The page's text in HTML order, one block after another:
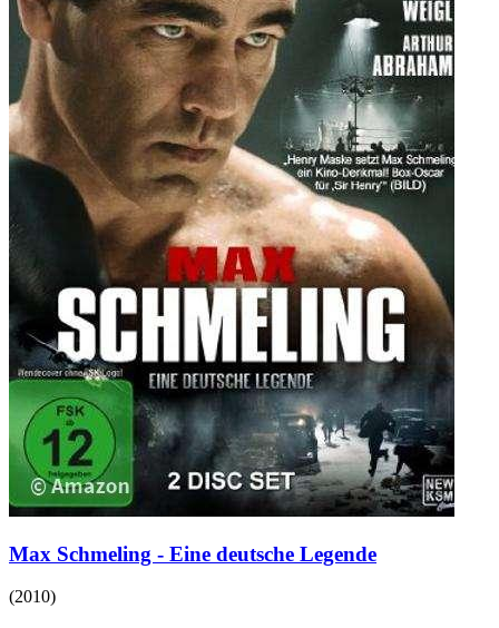
Max Schmeling - Eine deutsche Legende
(2010)